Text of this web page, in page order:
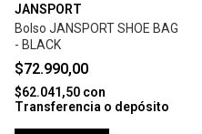
JANSPORT
Bolso JANSPORT SHOE BAG
- BLACK
$72.990,00
$62.041,50 con
Transferencia o depósito